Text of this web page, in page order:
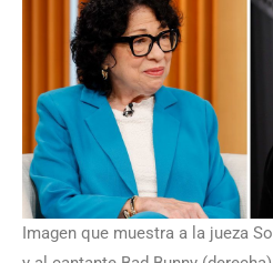
Imagen que muestra a la jueza